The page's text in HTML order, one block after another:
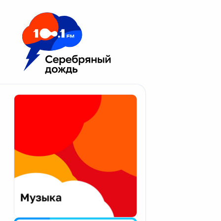
Москва 100.1 FM
Апатиты
Екатеринбург
Калининград
Калуга